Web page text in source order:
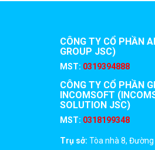
CÔNG TY CỔ PHẦN
GROUP JSC)
MST: 0319394888
CÔNG TY CỔ PHẦN
INCOMSOFT
SOLUTION JSC)
MST: 0318199348
Trụ sở: Tòa nhà 8, Đường